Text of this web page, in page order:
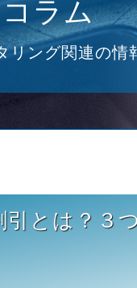
ラム
リング関連の情
引とは？３